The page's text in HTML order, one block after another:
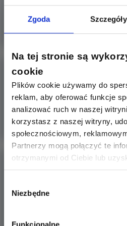
Zgoda Szczegóły
Na tej stronie są
cookie
Plików cookie używamy do
reklam, aby oferować funkcje
analizować ruch w naszej
korzystasz z naszej witryny,
społecznościowym,
Partnerzy mogą połączyć te
otrzymanymi od Ciebie lub
korzystania z ich usług. Dzięki
preferencji.
zgody
Niezbędne
Funkcjonalne
Poszukuję dla siebie laptopa, a
korzystam główni
JLC PCB
Czy ktoś korzystał z usług JLC
czy wy
Linka zabezpieczająca do
zabezpieczajaca-do